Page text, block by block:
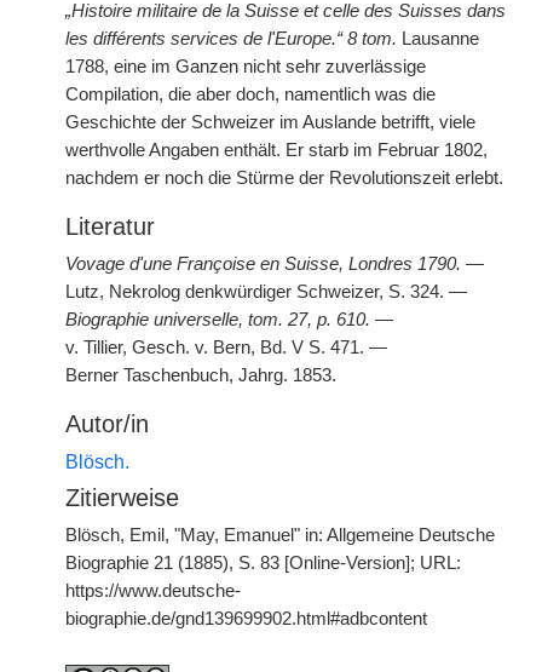
„Histoire militaire de la Suisse et celle des Suisses dans
les différents services de l'Europe.“ 8 tom. Lausanne
1788, eine im Ganzen nicht sehr zuverlässige
Compilation, die aber doch, namentlich was die
Geschichte der Schweizer im Auslande betrifft, viele
werthvolle Angaben enthält. Er starb im Februar 1802,
nachdem er noch die Stürme der Revolutionszeit erlebt.
Literatur
Vovage d'une Françoise en Suisse, Londres 1790. —
Lutz, Nekrolog denkwürdiger Schweizer, S. 324. —
Biographie universelle, tom. 27, p. 610. —
v. Tillier, Gesch. v. Bern, Bd. V S. 471. —
Berner Taschenbuch, Jahrg. 1853.
Autor/in
Blösch.
Zitierweise
Blösch, Emil, "May, Emanuel" in: Allgemeine Deutsche
Biographie 21 (1885), S. 83 [Online-Version]; URL:
https://www.deutsche-
biographie.de/gnd139699902.html#adbcontent